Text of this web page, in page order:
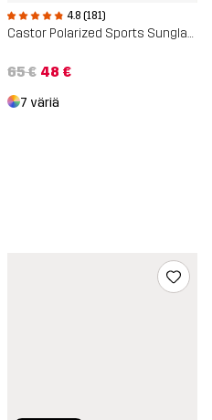
4.8 (181)
Castor Polarized Sports Sunglasses
65 € 48 €
7 väriä